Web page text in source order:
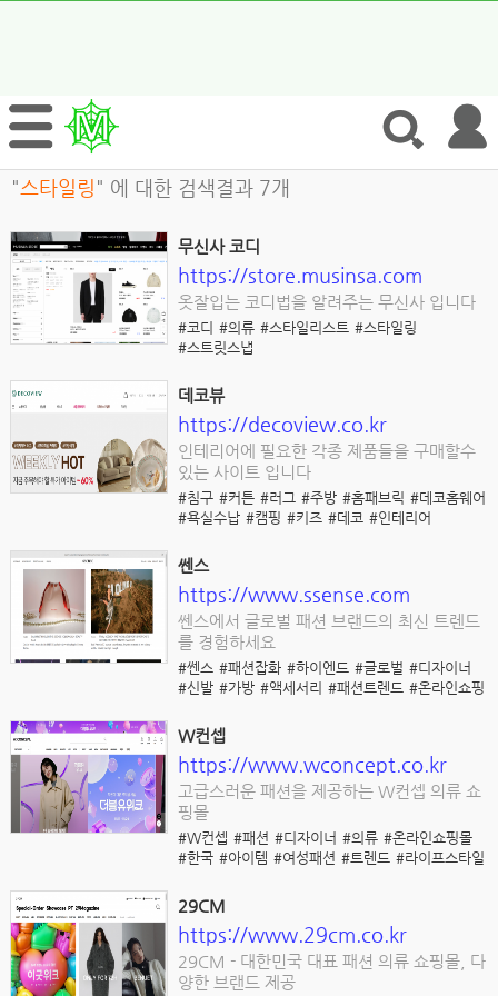
"스타일링" 에 대한 검색결과 7개
무신사 코디
https://store.musinsa.com
옷잘입는 코디법을 알려주는 무신사 입니다
#코디 #의류 #스타일리스트 #스타일링
#스트릿스냅
데코뷰
https://decoview.co.kr
인테리어에 필요한 각종 제품들을 구매할수
있는 사이트 입니다
#침구 #커튼 #러그 #주방 #홈패브릭 #데코홈웨어
#욕실수납 #캠핑 #키즈 #데코 #인테리어
쎈스
https://www.ssense.com
쎈스에서 글로벌 패션 브랜드의 최신 트렌드
를 경험하세요
#쎈스 #패션잡화 #하이엔드 #글로벌 #디자이너
#신발 #가방 #액세서리 #패션트렌드 #온라인쇼핑
W컨셉
https://www.wconcept.co.kr
고급스러운 패션을 제공하는 W컨셉 의류 쇼
핑몰
#W컨셉 #패션 #디자이너 #의류 #온라인쇼핑몰
#한국 #아이템 #여성패션 #트렌드 #라이프스타일
29CM
https://www.29cm.co.kr
29CM - 대한민국 대표 패션 의류 쇼핑몰, 다
양한 브랜드 제공